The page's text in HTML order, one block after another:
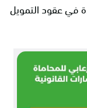
في عقود التمويل